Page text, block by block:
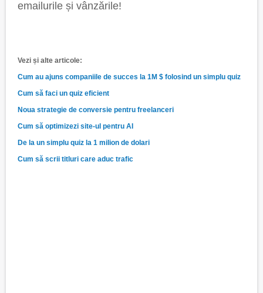
emailurile și vânzările!
Vezi și alte articole:
Cum au ajuns companiile de succes la 1M $ folosind un simplu quiz
Cum să faci un quiz eficient
Noua strategie de conversie pentru freelanceri
Cum să optimizezi site-ul pentru AI
De la un simplu quiz la 1 milion de dolari
Cum să scrii titluri care aduc trafic